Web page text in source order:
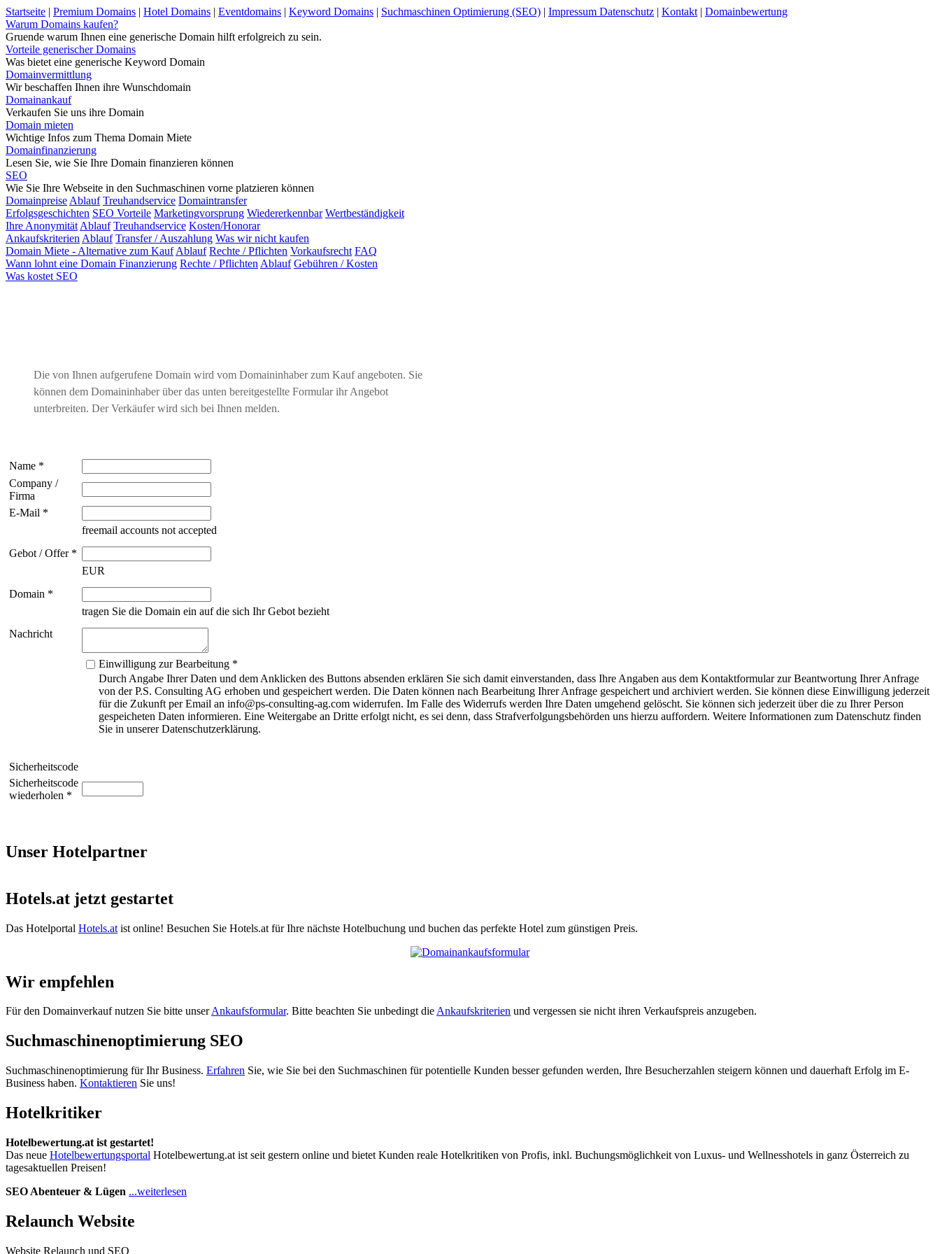
Startseite | Premium Domains | Hotel Domains | Eventdomains | Keyword Domains | Suchmaschinen Optimierung (SEO) | Impressum Datenschutz | Kontakt | Domainbewertung
Warum Domains kaufen?
Gruende warum Ihnen eine generische Domain hilft erfolgreich zu sein.
Vorteile generischer Domains
Was bietet eine generische Keyword Domain
Domainvermittlung
Wir beschaffen Ihnen ihre Wunschdomain
Domainankauf
Verkaufen Sie uns ihre Domain
Domain mieten
Wichtige Infos zum Thema Domain Miete
Domainfinanzierung
Lesen Sie, wie Sie Ihre Domain finanzieren können
SEO
Wie Sie Ihre Webseite in den Suchmaschinen vorne platzieren können
Domainpreise Ablauf Treuhandservice Domaintransfer
Erfolgsgeschichten SEO Vorteile Marketingvorsprung Wiedererkennbar Wertbeständigkeit
Ihre Anonymität Ablauf Treuhandservice Kosten/Honorar
Ankaufskriterien Ablauf Transfer / Auszahlung Was wir nicht kaufen
Domain Miete - Alternative zum Kauf Ablauf Rechte / Pflichten Vorkaufsrecht FAQ
Wann lohnt eine Domain Finanzierung Rechte / Pflichten Ablauf Gebühren / Kosten
Was kostet SEO
Die von Ihnen aufgerufene Domain wird vom Domaininhaber zum Kauf angeboten. Sie
können dem Domaininhaber über das unten bereitgestellte Formular ihr Angebot
unterbreiten. Der Verkäufer wird sich bei Ihnen melden.
Name *
Company /
Firma
E-Mail *
freemail accounts not accepted
Gebot / Offer *
EUR
Domain *
tragen Sie die Domain ein auf die sich Ihr Gebot bezieht
Nachricht
Einwilligung zur Bearbeitung *
Durch Angabe Ihrer Daten und dem Anklicken des Buttons absenden erklären Sie sich damit einverstanden, dass Ihre Angaben aus dem Kontaktformular zur Beantwortung Ihrer Anfrage
von der P.S. Consulting AG erhoben und gespeichert werden. Die Daten können nach Bearbeitung Ihrer Anfrage gespeichert und archiviert werden. Sie können diese Einwilligung jederzeit
für die Zukunft per Email an info@ps-consulting-ag.com widerrufen. Im Falle des Widerrufs werden Ihre Daten umgehend gelöscht. Sie können sich jederzeit über die zu Ihrer Person
gespeicheten Daten informieren. Eine Weitergabe an Dritte erfolgt nicht, es sei denn, dass Strafverfolgungsbehörden uns hierzu auffordern. Weitere Informationen zum Datenschutz finden
Sie in unserer Datenschutzerklärung.
Sicherheitscode
Sicherheitscode
wiederholen *
Unser Hotelpartner
Hotels.at jetzt gestartet
Das Hotelportal Hotels.at ist online! Besuchen Sie Hotels.at für Ihre nächste Hotelbuchung und buchen das perfekte Hotel zum günstigen Preis.
Wir empfehlen
Für den Domainverkauf nutzen Sie bitte unserAnkaufsformular. Bitte beachten Sie unbedingt dieAnkaufskriterien und vergessen sie nicht ihren Verkaufspreis anzugeben.
Suchmaschinenoptimierung SEO
Suchmaschinenoptimierung für Ihr Business. Erfahren Sie, wie Sie bei den Suchmaschinen für potentielle Kunden besser gefunden werden, Ihre Besucherzahlen steigern können und dauerhaft Erfolg im E-
Business haben. Kontaktieren Sie uns!
Hotelkritiker
Hotelbewertung.at ist gestartet!
Das neue Hotelbewertungsportal Hotelbewertung.at ist seit gestern online und bietet Kunden reale Hotelkritiken von Profis, inkl. Buchungsmöglichkeit von Luxus- und Wellnesshotels in ganz Österreich zu
tagesaktuellen Preisen!
SEO Abenteuer & Lügen ...weiterlesen
Relaunch Website
Website Relaunch und SEO